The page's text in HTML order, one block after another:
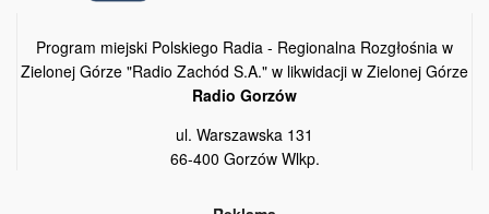
Program miejski Polskiego Radia - Regionalna Rozgłośnia w
Zielonej Górze "Radio Zachód S.A." w likwidacji w Zielonej Górze
Radio Gorzów
ul. Warszawska 131
66-400 Gorzów Wlkp.